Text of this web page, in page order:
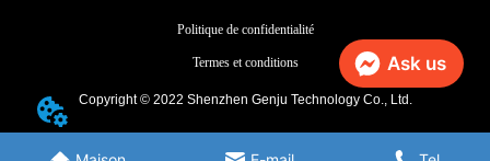
Politique de confidentialité
Termes et conditions
Copyright © 2022 Shenzhen Genju Technology Co., Ltd.
Ask us